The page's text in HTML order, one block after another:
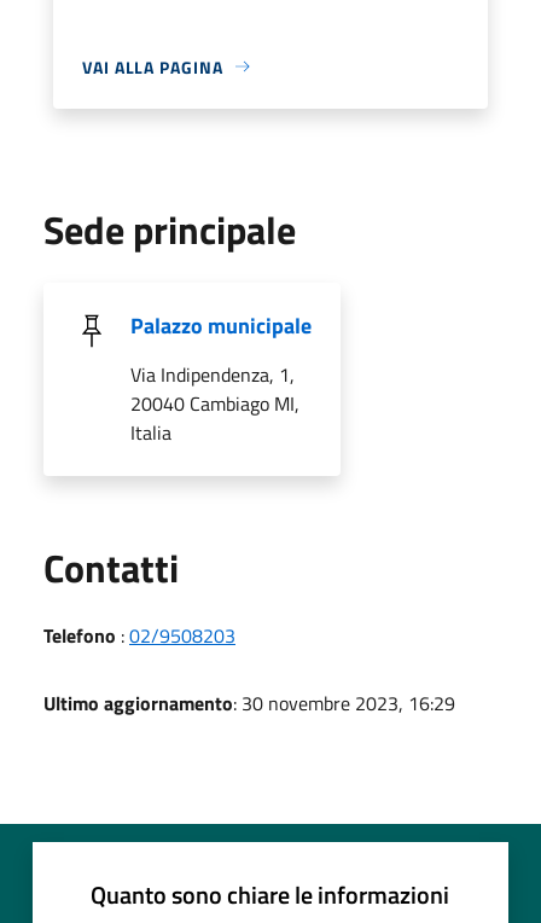
VAI ALLA PAGINA
Sede principale
Palazzo municipale
Via Indipendenza, 1,
20040 Cambiago MI,
Italia
Contatti
Telefono :02/9508203
Ultimo aggiornamento: 30 novembre 2023, 16:29
Quanto sono chiare le informazioni